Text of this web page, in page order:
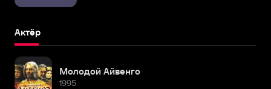
Актёр
Молодой Айвенго
1995